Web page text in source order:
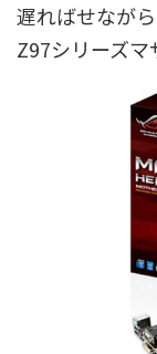
遅ればせなが
Z97シリーズマ